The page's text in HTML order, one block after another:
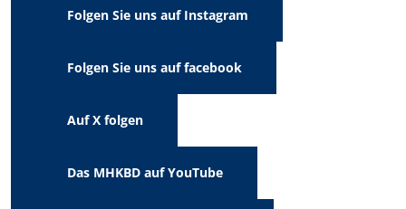
Folgen Sie uns auf Instagram
Folgen Sie uns auf facebook
Auf X folgen
Das MHKBD auf YouTube